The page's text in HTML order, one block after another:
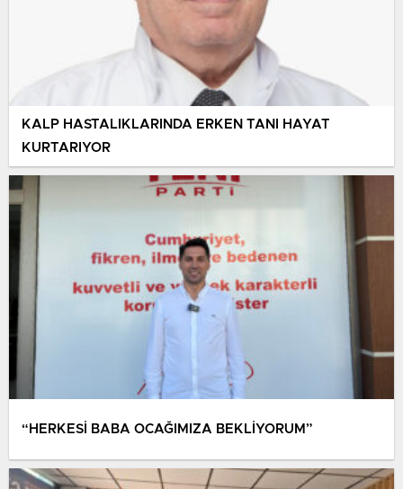
KALP HASTALIKLARINDA ERKEN TANI HAYAT
KURTARIYOR
“HERKESİ BABA OCAĞIMIZA BEKLİYORUM”